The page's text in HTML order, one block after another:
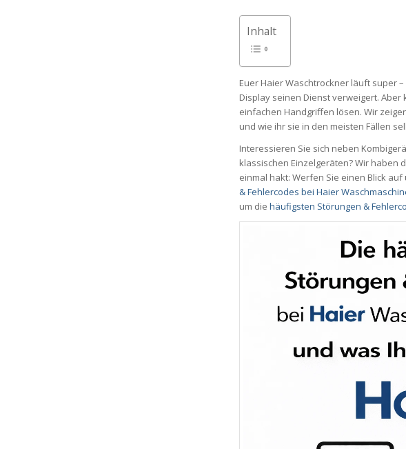
Inhalt
Euer Haier Waschtrockner läuft super
Display seinen Dienst verweigert. Aber
einfachen Handgriffen lösen. Wir
und wie ihr sie in den meisten Fällen
Interessieren Sie sich neben
klassischen Einzelgeräten? Wir haben
einmal hakt: Werfen Sie einen Blick
& Fehlercodes bei Haier
um diehäufigsten Störungen &